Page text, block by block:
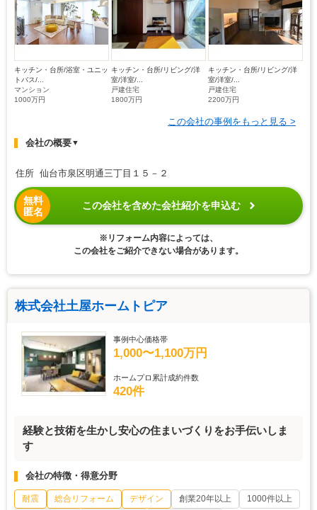
キッチン・台所/浴室・ユニッ
トバス/...
マンション
1000万円
キッチン・台所/リビング/洋
室/洋室/...
戸建住宅
1800万円
キッチン・台所/リビング/洋
室/洋室/...
戸建住宅
2200万円
この会社の事例をもっと見る >
会社の概要▼
住所 仙台市泉区明通三丁目１５－２
無料
匿名
この会社を含めた会社紹介を申込む
※リフォーム内容によっては、
この会社をご紹介できない場合があります。
株式会社土屋ホームトピア
事例中心価格帯
1,000〜1,100万円
ホームプロ累計成約件数
420件
経験と技術を生かし安心の住まいづくりをお手伝いしま
す
会社の特徴・得意分野
耐震 総合リフォーム デザイン 創業20年以上
1000件以上